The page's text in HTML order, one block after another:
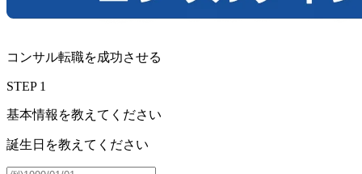
コンサル転職を成功させる
STEP 1
基本情報を教えてください
誕生日を教えてください